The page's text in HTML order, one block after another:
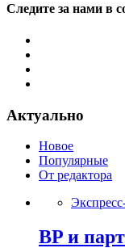
Следите за нами в
Актуально
Новое
Популярные
От редактора
BP и